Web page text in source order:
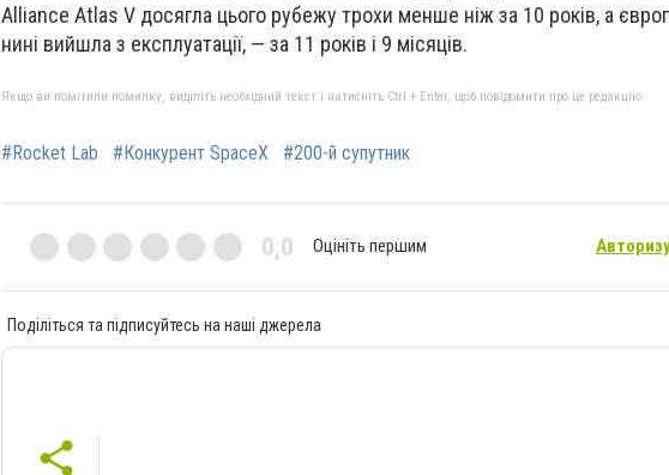
Alliance Atlas V досягла цього рубежу трохи менше ніж за 10 років, а
нині вийшла з експлуатації, — за 11 років і 9 місяців.
Якщо ви помітили помилку, виділіть необхідний текст і натисніть Ctrl + Enter, щоб повідомити про це редакцію
#Rocket Lab #Конкурент SpaceX #200-й супутник
0,0 Оцініть першим
Поділіться та підписуйтесь на наші джерела